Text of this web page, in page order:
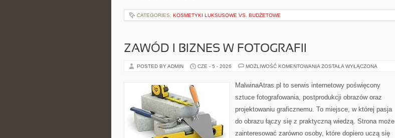
CATEGORIES: KOSMETYKI LUKSUSOWE VS. BUDŻETOWE
ZAWÓD I BIZNES W FOTOGRAFII
POSTED BY ADMIN CZE - 5 - 2026 MOŻLIWOŚĆ KOMENTOWANIA ZAWÓD
FOTOGRAFII
ZOSTAŁA WYŁĄCZONA
MalwinaAtras.pl to serwis internetowy poświęcony
sztuce fotografowania, postprodukcji obrazów oraz
projektowaniu graficznemu. To miejsce, w której pasja
do obrazu łączy się z praktyczną wiedzą. Strona może
zainteresować zarówno osoby, które dopiero uczą się